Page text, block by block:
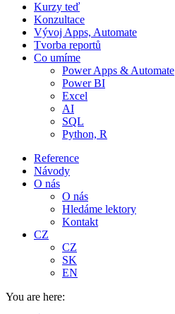
Kurzy teď
Konzultace
Vývoj Apps, Automate
Tvorba reportů
Co umíme
Power Apps & Automate
Power BI
Excel
AI
SQL
Python, R
Reference
Návody
O nás
O nás
Hledáme lektory
Kontakt
CZ
CZ
SK
EN
You are here: